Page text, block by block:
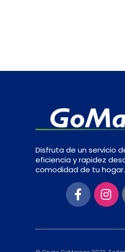
Disfruta de un servicio
eficiencia y rapidez
comodidad de tu hogar.